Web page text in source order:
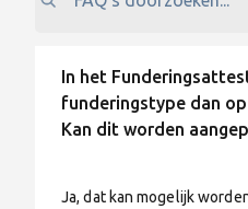
In het
funderingstype dan
Kan dit worden
Ja, dat kan mogelijk